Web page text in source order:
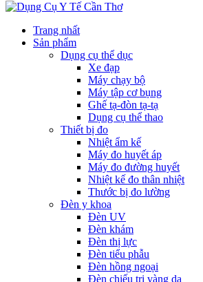
Trang nhất
Sản phẩm
Dụng cụ thể dục
Xe đạp
Máy chạy bộ
Máy tập cơ bụng
Ghế tạ-đòn tạ-tạ
Dụng cụ thể thao
Thiết bị đo
Nhiệt ẩm kế
Máy đo huyết áp
Máy đo đường huyết
Nhiệt kế đo thân nhiệt
Thước bị đo lường
Đèn y khoa
Đèn UV
Đèn khám
Đèn thị lực
Đèn tiểu phẫu
Đèn hồng ngoại
Đèn chiếu trị vàng da